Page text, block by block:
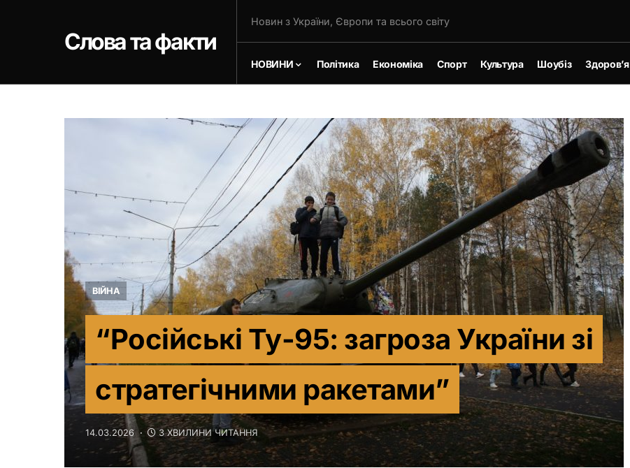
Слова та факти
Новин з України, Європи та всього світу
НОВИНИ Політика Економіка Спорт Культура Шоубіз Здоров’я
ВІЙНА
“Російські Ту-95: загроза України зі
стратегічними ракетами”
14.03.2026 3 ХВИЛИНИ ЧИТАННЯ